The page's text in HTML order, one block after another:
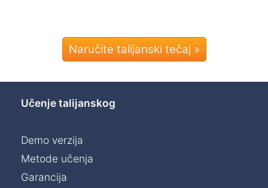
Naručite talijanski tečaj »
Učenje talijanskog
Demo verzija
Metode učenja
Garancija